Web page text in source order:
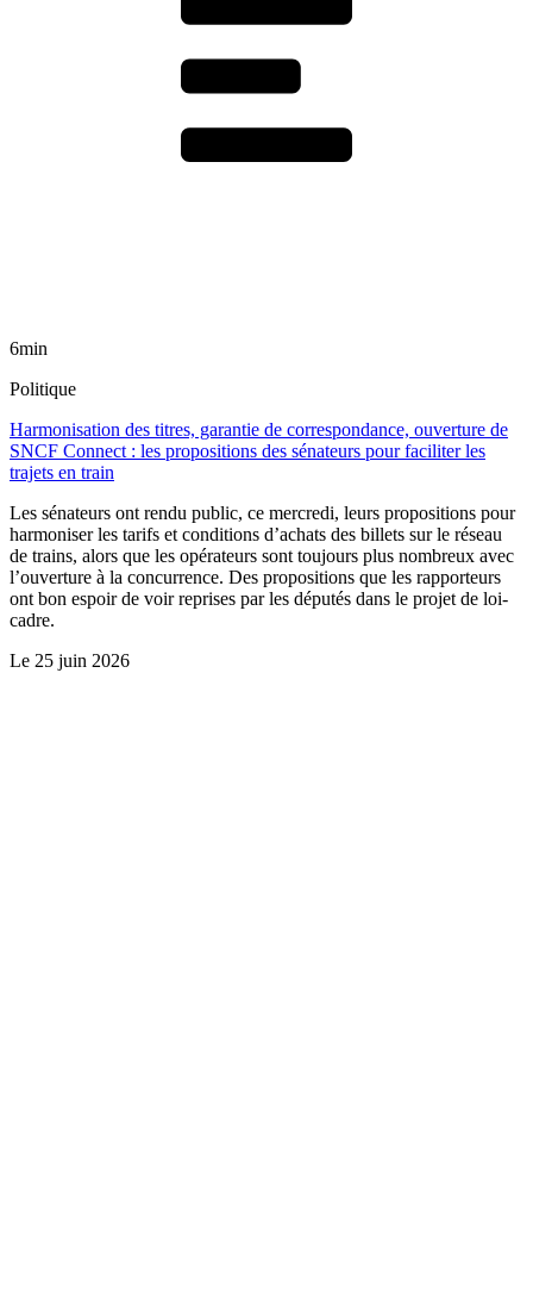
6min
Politique
Harmonisation des titres, garantie de correspondance, ouverture de
SNCF Connect : les propositions des sénateurs pour faciliter les
trajets en train
Les sénateurs ont rendu public, ce mercredi, leurs propositions pour
harmoniser les tarifs et conditions d’achats des billets sur le réseau
de trains, alors que les opérateurs sont toujours plus nombreux avec
l’ouverture à la concurrence. Des propositions que les rapporteurs
ont bon espoir de voir reprises par les députés dans le projet de loi-
cadre.
Le 25 juin 2026